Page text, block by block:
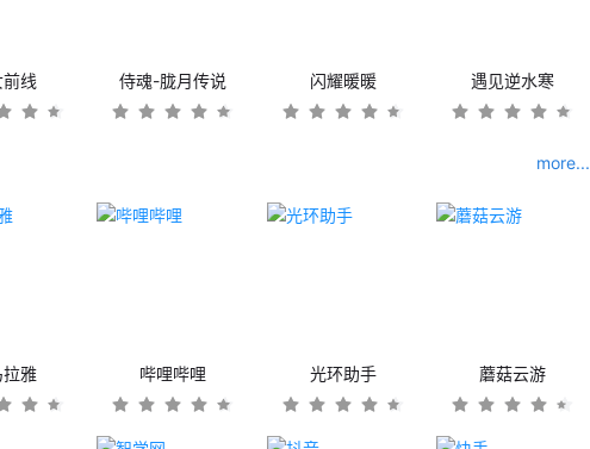
线 侍魂-胧月传说 闪耀暖暖 遇见逆水寒
more...
雅 哔哩哔哩 光环助手 蘑菇云游